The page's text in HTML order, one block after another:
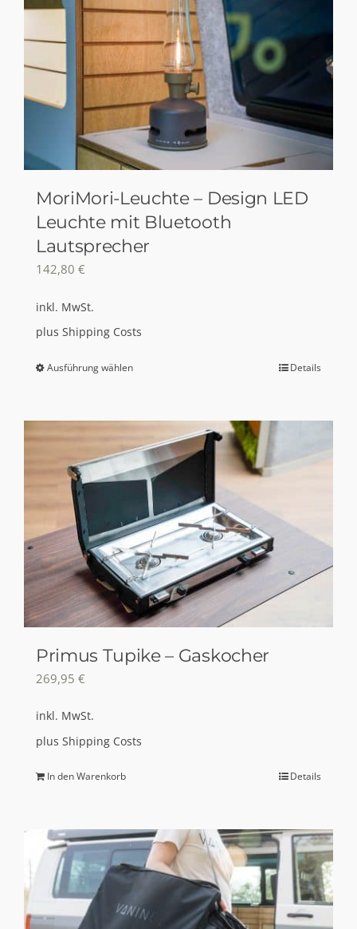
Die
Optionen
können
auf
der
Produktseite
werden
MoriMori-Leuchte – Design LED
Leuchte mit Bluetooth
Lautsprecher
142,80 €
inkl. MwSt.
plus Shipping Costs
Ausführung wählenDieses
mehrere
Varianten
auf.
Die
Optionen
können
auf
der
Produktseite
werden
Details
Primus Tupike – Gaskocher
269,95 €
inkl. MwSt.
plus Shipping Costs
In den Warenkorb Details